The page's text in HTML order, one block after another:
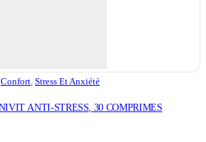
Confort, Stress Et Anxiété
ANTI-STRESS, 30 COMPRIMES